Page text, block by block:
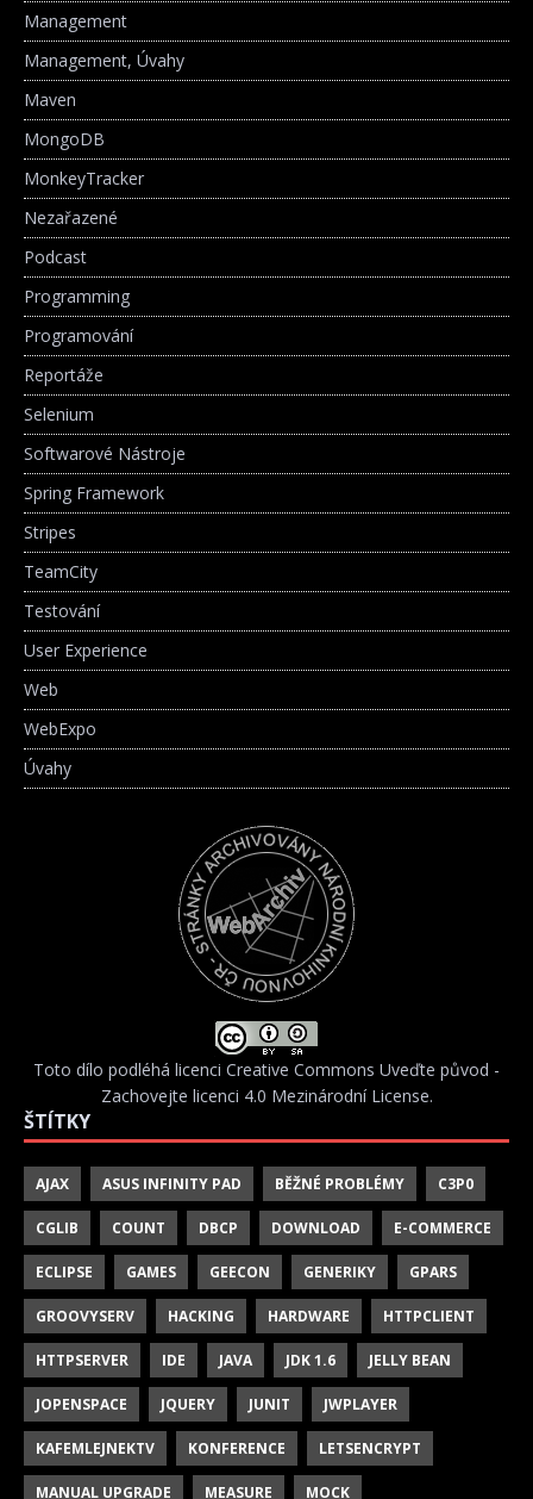
Management
Management, Úvahy
Maven
MongoDB
MonkeyTracker
Nezařazené
Podcast
Programming
Programování
Reportáže
Selenium
Softwarové Nástroje
Spring Framework
Stripes
TeamCity
Testování
User Experience
Web
WebExpo
Úvahy
Toto dílo podléhá licenci Creative Commons Uveďte původ -
Zachovejte licenci 4.0 Mezinárodní License.
ŠTÍTKY
AJAX ASUS INFINITY PAD BĚŽNÉ PROBLÉMY C3P0
CGLIB COUNT DBCP DOWNLOAD E-COMMERCE
ECLIPSE GAMES GEECON GENERIKY GPARS
GROOVYSERV HACKING HARDWARE HTTPCLIENT
HTTPSERVER IDE JAVA JDK 1.6 JELLY BEAN
JOPENSPACE JQUERY JUNIT JWPLAYER
KAFEMLEJNEKTV KONFERENCE LETSENCRYPT
MANUAL UPGRADE MEASURE MOCK